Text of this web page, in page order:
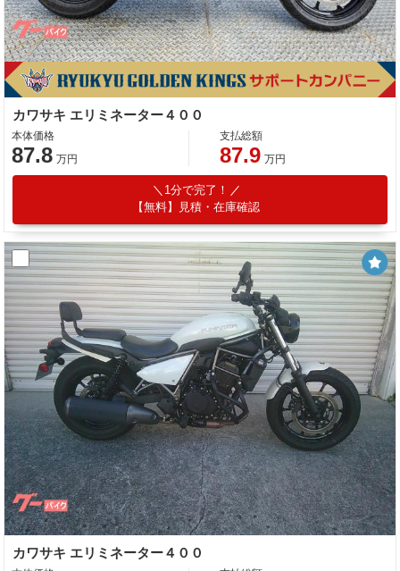
カワサキ エリミネーター４００
本体価格
87.8 万円
支払総額
87.9 万円
1分で完了！
【無料】見積・在庫確認
カワサキ エリミネーター４００